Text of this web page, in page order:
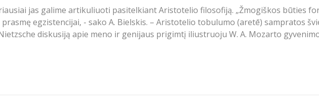
jas galime artikuliuoti pasitelkiant Aristotelio filosofiją. „Žmogiškos būties
egzistencijai, - sako A. Bielskis. – Aristotelio tobulumo (aretē) sampratos
diskusiją apie meno ir genijaus prigimtį iliustruoju W. A. Mozarto